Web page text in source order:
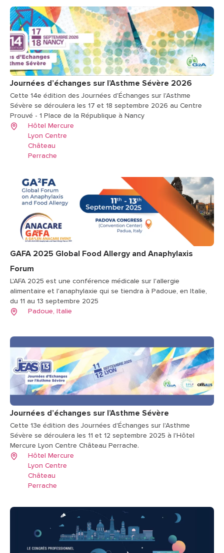
Journées d’échanges sur l’Asthme Sévère 2026
Cette 14e édition des Journées d'Échanges sur l'Asthme
Sévère se déroulera les 17 et 18 septembre 2026 au Centre
Prouvé - 1 Place de la République à Nancy
Hôtel Mercure
Lyon Centre
Château
Perrache
GAFA 2025 Global Food Allergy and Anaphylaxis
Forum
L'AFA 2025 est une conférence médicale sur l'allergie
alimentaire et l'anaphylaxie qui se tiendra à Padoue, en Italie,
du 11 au 13 septembre 2025
Padoue, Italie
Journées d’échanges sur l’Asthme Sévère
Cette 13e édition des Journées d'Échanges sur l'Asthme
Sévère se déroulera les 11 et 12 septembre 2025 à l'Hôtel
Mercure Lyon Centre Château Perrache.
Hôtel Mercure
Lyon Centre
Château
Perrache